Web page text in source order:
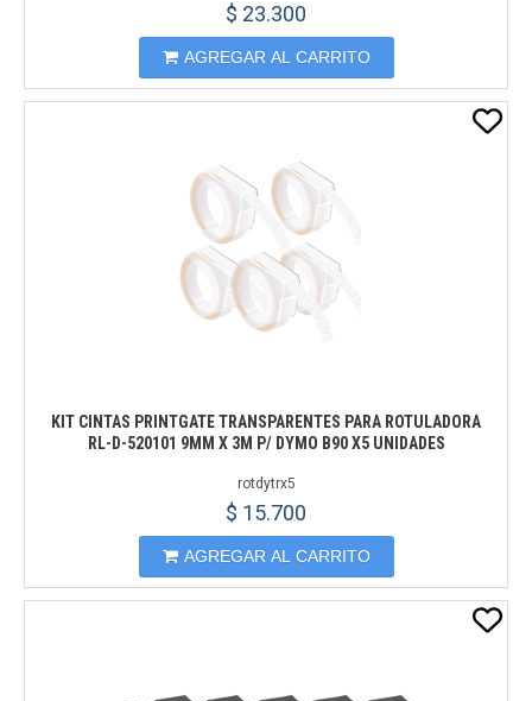
$ 23.300
AGREGAR AL CARRITO
KIT CINTAS PRINTGATE TRANSPARENTES PARA ROTULADORA
RL-D-520101 9MM X 3M P/ DYMO B90 X5 UNIDADES
rotdytrx5
$ 15.700
AGREGAR AL CARRITO